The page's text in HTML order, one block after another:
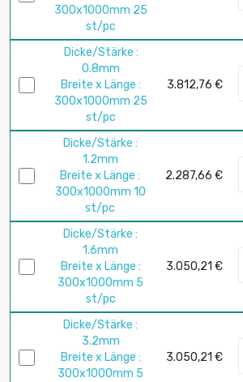
300x1000mm 25
st/pc
Dicke/Stärke :
0.8mm
Breite x Länge :
300x1000mm 25
st/pc
3.812,76 €
Dicke/Stärke :
1.2mm
Breite x Länge :
300x1000mm 10
st/pc
2.287,66 €
Dicke/Stärke :
1.6mm
Breite x Länge :
300x1000mm 5
st/pc
3.050,21 €
Dicke/Stärke :
3.2mm
Breite x Länge :
300x1000mm 5
3.050,21 €